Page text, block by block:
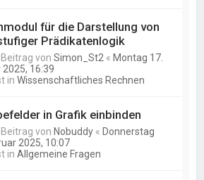
für die Darstellung von
Prädikatenlogik
Beitrag vonSimon_St2 « Montag 17.
2025, 16:39
inWissenschaftliches Rechnen
in Grafik einbinden
Beitrag von Nobuddy « Donnerstag
2025, 10:07
inAllgemeine Fragen